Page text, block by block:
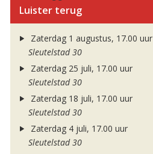
Luister terug
Zaterdag 1 augustus, 17.00 uur
Sleutelstad 30
Zaterdag 25 juli, 17.00 uur
Sleutelstad 30
Zaterdag 18 juli, 17.00 uur
Sleutelstad 30
Zaterdag 4 juli, 17.00 uur
Sleutelstad 30